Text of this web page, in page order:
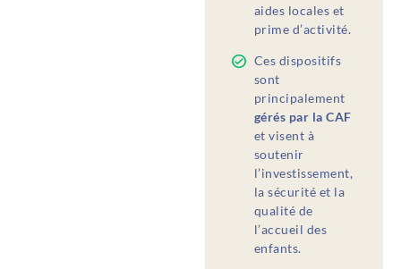
aides locales et
prime d’activité.
Ces dispositifs
sont
principalement
gérés par la CAF
et visent à
soutenir
l’investissement,
la sécurité et la
qualité de
l’accueil des
enfants.